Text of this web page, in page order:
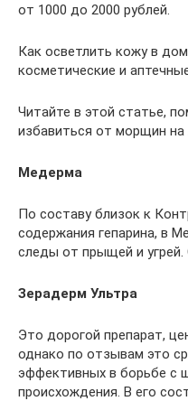
от 1000 до 2000 рублей.
Как осветлить кожу в
косметические и
Читайте в этой статье,
избавиться от морщин на
Медерма
По составу близок к
содержания гепарина, в
следы от прыщей и угрей.
Зерадерм Ультра
Это дорогой препарат,
однако по отзывам это
эффективных в борьбе с
происхождения. В его